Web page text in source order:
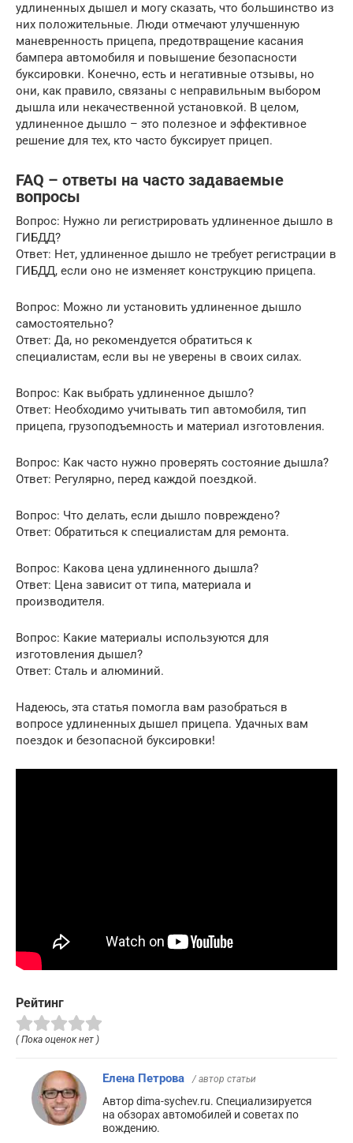
удлиненных дышел и могу сказать, что большинство из
них положительные. Люди отмечают улучшенную
маневренность прицепа, предотвращение касания
бампера автомобиля и повышение безопасности
буксировки. Конечно, есть и негативные отзывы, но
они, как правило, связаны с неправильным выбором
дышла или некачественной установкой. В целом,
удлиненное дышло – это полезное и эффективное
решение для тех, кто часто буксирует прицеп.
FAQ – ответы на часто задаваемые
вопросы
Вопрос: Нужно ли регистрировать удлиненное дышло в
ГИБДД?
Ответ: Нет, удлиненное дышло не требует регистрации в
ГИБДД, если оно не изменяет конструкцию прицепа.
Вопрос: Можно ли установить удлиненное дышло
самостоятельно?
Ответ: Да, но рекомендуется обратиться к
специалистам, если вы не уверены в своих силах.
Вопрос: Как выбрать удлиненное дышло?
Ответ: Необходимо учитывать тип автомобиля, тип
прицепа, грузоподъемность и материал изготовления.
Вопрос: Как часто нужно проверять состояние дышла?
Ответ: Регулярно, перед каждой поездкой.
Вопрос: Что делать, если дышло повреждено?
Ответ: Обратиться к специалистам для ремонта.
Вопрос: Какова цена удлиненного дышла?
Ответ: Цена зависит от типа, материала и
производителя.
Вопрос: Какие материалы используются для
изготовления дышел?
Ответ: Сталь и алюминий.
Надеюсь, эта статья помогла вам разобраться в
вопросе удлиненных дышел прицепа. Удачных вам
поездок и безопасной буксировки!
Рейтинг
( Пока оценок нет )
Елена Петрова / автор статьи
Автор dima-sychev.ru. Специализируется
на обзорах автомобилей и советах по
вождению.